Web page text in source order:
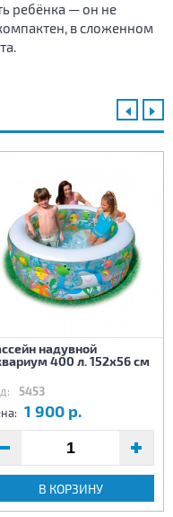
ребёнка — он не
в сложенном
надувной
400 л. 152х56 см
5453
1 900 р.
В КОРЗИНУ